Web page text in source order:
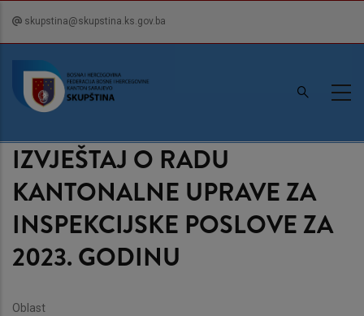
content
skupstina@skupstina.ks.gov.ba
IZVJEŠTAJ O RADU
KANTONALNE UPRAVE ZA
INSPEKCIJSKE POSLOVE ZA
2023. GODINU
Oblast